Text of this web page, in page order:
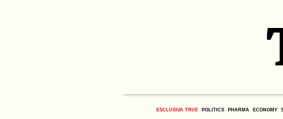
ESCLUSIVA TRUE POLITICS PHARMA ECONOMY